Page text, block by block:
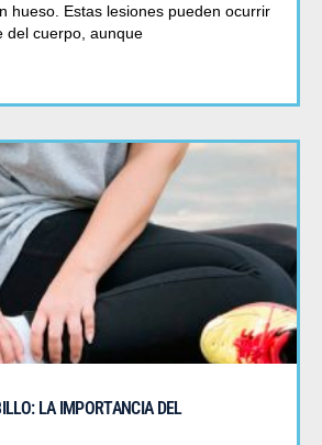
hueso. Estas lesiones pueden ocurrir
del cuerpo, aunque
LA IMPORTANCIA DEL